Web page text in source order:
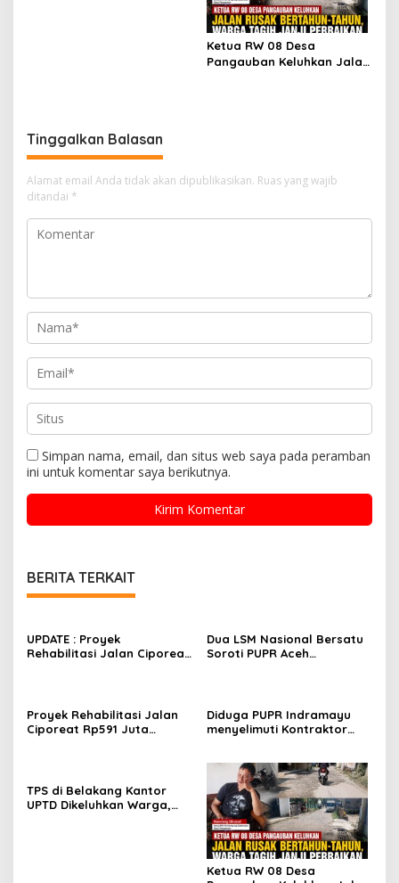
Ketua RW 08 Desa
Pangauban Keluhkan Jalan
Tinggalkan Balasan
Alamat email Anda tidak akan dipublikasikan. Ruas yang wajib
ditandai *
Simpan nama, email, dan situs web saya pada peramban
ini untuk komentar saya berikutnya.
BERITA TERKAIT
UPDATE : Proyek
Rehabilitasi Jalan Ciporeat
Dua LSM Nasional Bersatu
Soroti PUPR Aceh
Anggaran Rp106 Miliar
Proyek Rehabilitasi Jalan
Ciporeat Rp591 Juta
Penjelasan
Diduga PUPR Indramayu
menyelimuti Kontraktor
Pengaduan
TPS di Belakang Kantor
UPTD Dikeluhkan Warga,
Ketua RW 08 Desa